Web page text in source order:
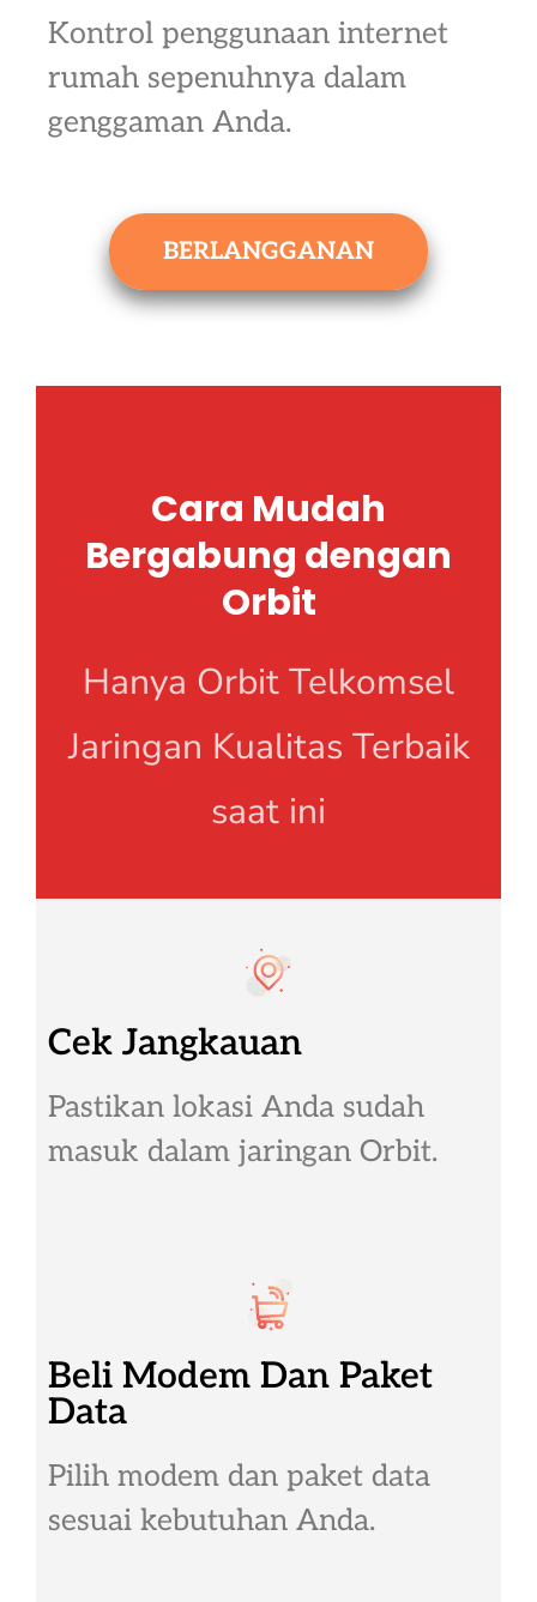
Kontrol penggunaan internet
rumah sepenuhnya dalam
genggaman Anda.
BERLANGGANAN
Cara Mudah
Bergabung dengan
Orbit
Hanya Orbit Telkomsel
Jaringan Kualitas Terbaik
saat ini
Cek Jangkauan
Pastikan lokasi Anda sudah
masuk dalam jaringan Orbit.
Beli Modem Dan Paket
Data
Pilih modem dan paket data
sesuai kebutuhan Anda.